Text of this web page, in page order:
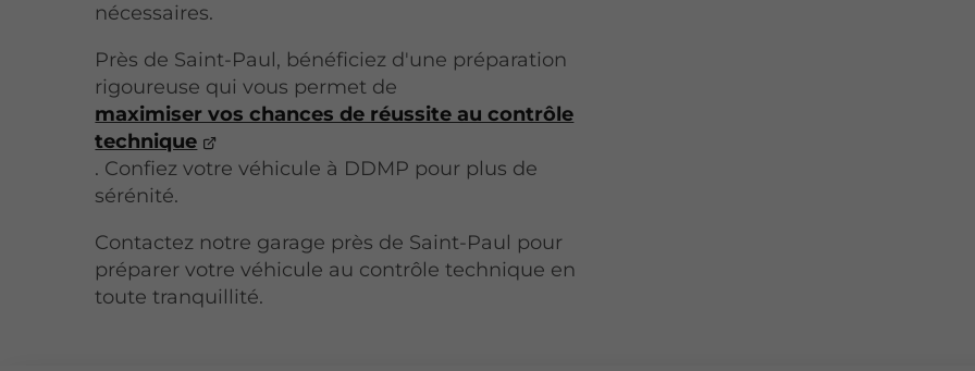
nécessaires.
Près de Saint-Paul, bénéficiez d'une préparation
rigoureuse qui vous permet de
maximiser vos chances de réussite au contrôle
technique
. Confiez votre véhicule à DDMP pour plus de
sérénité.
Contactez notre garage près de Saint-Paul pour
préparer votre véhicule au contrôle technique en
toute tranquillité.